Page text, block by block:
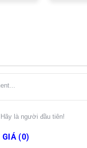
là người đầu tiên!
GIÁ (0)